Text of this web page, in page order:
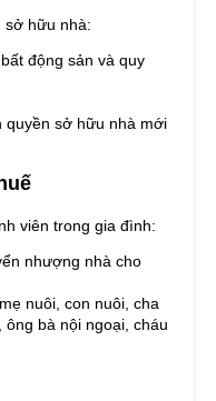
sở hữu nhà:
động sản và quy
quyền sở hữu nhà mới
viên trong gia đình:
nhượng nhà cho
nuôi, con nuôi, cha
bà nội ngoại, cháu